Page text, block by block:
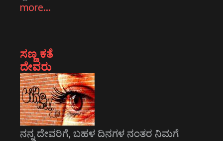
more…
ಸಣ್ಣ ಕತೆ
ದೇವರು
ನನ್ನ ದೇವರಿಗೆ, ಬಹಳ ದಿನಗಳ ನಂತರ ನಿಮಗೆ